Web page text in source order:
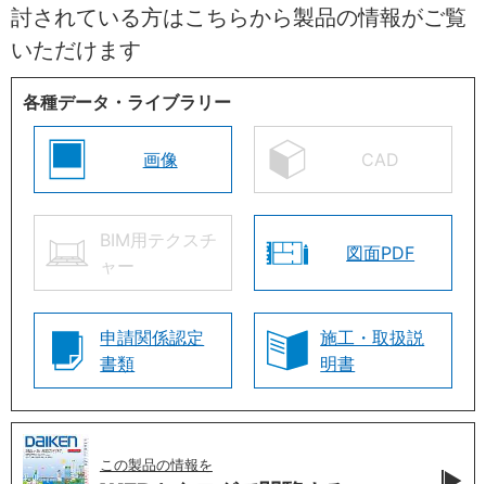
討されている方はこちらから製品の情報がご覧
いただけます
各種データ・ライブラリー
画像 CAD
BIM用テクスチ
ャー
図面PDF
申請関係認定
書類
施工・取扱説
明書
この製品の情報を